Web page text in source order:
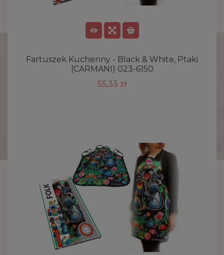
Fartuszek Kuchenny - Black & White, Ptaki
(CARMANI) 023-6150
55,33 zł